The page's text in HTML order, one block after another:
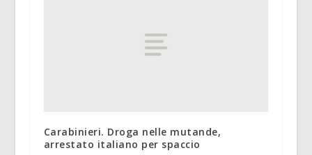
Carabinieri. Droga nelle mutande,
arrestato italiano per spaccio